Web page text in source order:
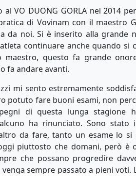
al VO DUONG GORLA nel 2014
di Vovinam con il maestro
da noi. Si è inserito alla grande
continuare anche quando si
questo fa grande onore
fa andare avanti.
mi sento estremamente
potuto fare buoni esami, non
di questa lunga stagione
ha rinunciato. Sono
da fare, tanto un esame lo
piuttosto che domani, però è
che possano progredire
sempre passato a pieni voti.